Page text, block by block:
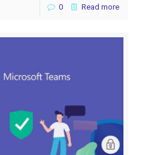
0 Read more